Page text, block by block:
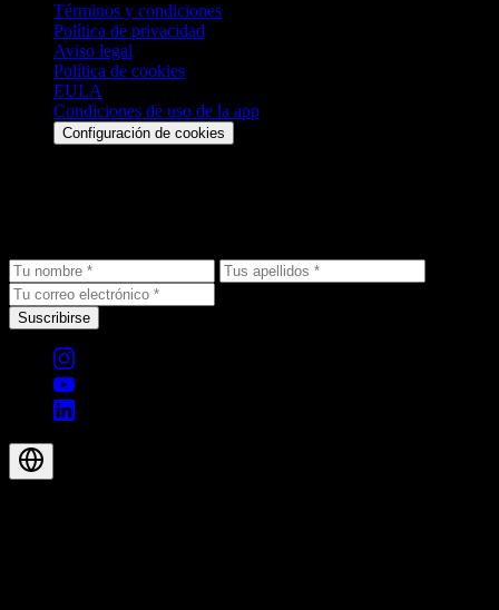
Términos y condiciones
Política de privacidad
Aviso legal
Política de cookies
EULA
Condiciones de uso de la app
Configuración de cookies
Suscribirse